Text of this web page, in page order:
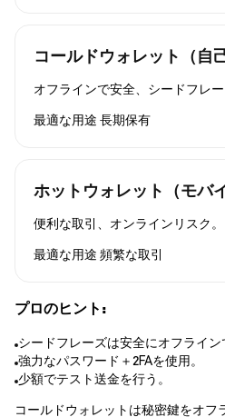
コールドウォレット（自
オフラインで安全、シードフレー
最適な用途 長期保有
ホットウォレット（モバ
便利な取引、オンラインリスク。
最適な用途 頻繁な取引
プロのヒント:
シードフレーズは安全にオフライン
強力なパスワード＋2FAを使用。
少額でテスト送金を行う。
コールドウォレットは秘密鍵をオフ